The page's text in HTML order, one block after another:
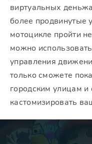
виртуальных
более продвинутые
мотоцикле пройти
можно
управления
только сможете
городским улицам
кастомизировать